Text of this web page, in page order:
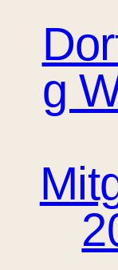
g